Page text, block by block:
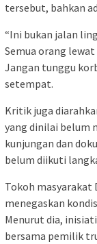
tersebut, bahkan
“Ini bukan jalan
Semua orang
Jangan tunggu
setempat.
Kritik juga
yang dinilai belum
kunjungan dan
belum diikuti
Tokoh masyarakat
menegaskan
Menurut dia,
bersama pemilik